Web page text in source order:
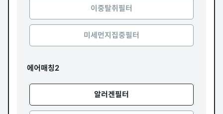
이중탈취필터
미세먼지집중필터
에어매칭2
알러겐필터